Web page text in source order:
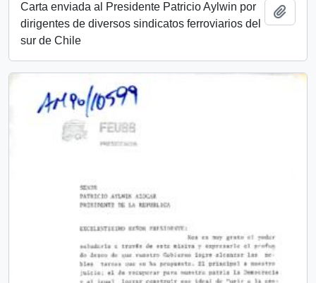
Carta enviada al Presidente Patricio Aylwin por
dirigentes de diversos sindicatos ferroviarios del
sur de Chile